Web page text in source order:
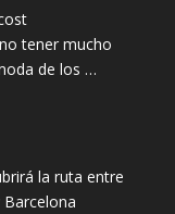
tener mucho
de los …
la ruta entre